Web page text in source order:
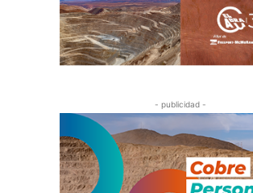
- publicidad -